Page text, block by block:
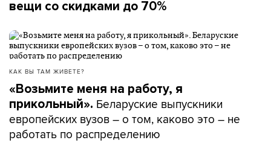
вещи со скидками до 70%
КАК ВЫ ТАМ ЖИВЕТЕ?
«Возьмите меня на работу, я
прикольный». Беларуские выпускники
европейских вузов – о том, каково это – не
работать по распределению